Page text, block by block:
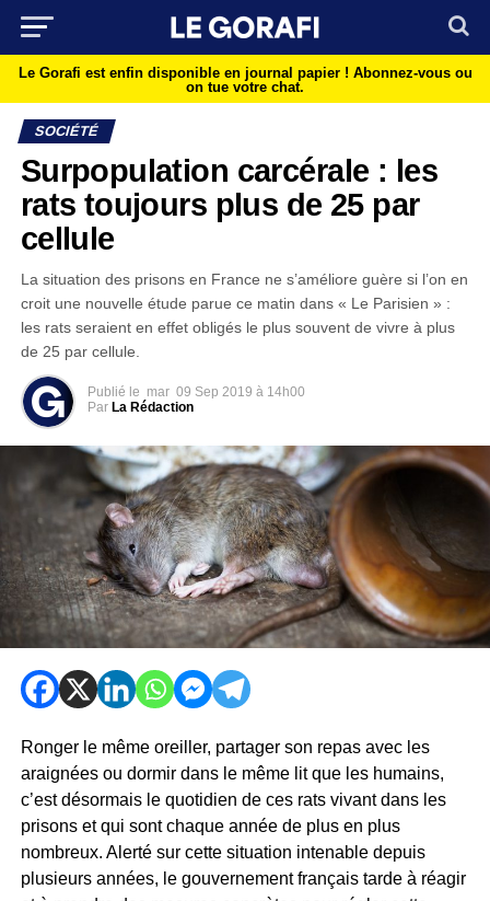
Le Gorafi est enfin disponible en journal papier ! Abonnez-vous ou
on tue votre chat.
SOCIÉTÉ
Surpopulation carcérale : les
rats toujours plus de 25 par
cellule
La situation des prisons en France ne s’améliore guère si l’on en
croit une nouvelle étude parue ce matin dans « Le Parisien » :
les rats seraient en effet obligés le plus souvent de vivre à plus
de 25 par cellule.
Publié le mar 09 Sep 2019 à 14h00
Par La Rédaction
Ronger le même oreiller, partager son repas avec les
araignées ou dormir dans le même lit que les humains,
c’est désormais le quotidien de ces rats vivant dans les
prisons et qui sont chaque année de plus en plus
nombreux. Alerté sur cette situation intenable depuis
plusieurs années, le gouvernement français tarde à réagir